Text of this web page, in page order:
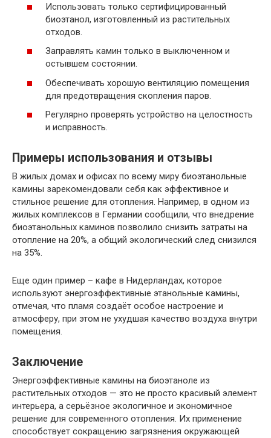
Использовать только сертифицированный
биоэтанол, изготовленный из растительных
отходов.
Заправлять камин только в выключенном и
остывшем состоянии.
Обеспечивать хорошую вентиляцию помещения
для предотвращения скопления паров.
Регулярно проверять устройство на целостность
и исправность.
Примеры использования и отзывы
В жилых домах и офисах по всему миру биоэтанольные
камины зарекомендовали себя как эффективное и
стильное решение для отопления. Например, в одном из
жилых комплексов в Германии сообщили, что внедрение
биоэтанольных каминов позволило снизить затраты на
отопление на 20%, а общий экологический след снизился
на 35%.
Еще один пример – кафе в Нидерландах, которое
используют энергоэффективные этанольные камины,
отмечая, что пламя создаёт особое настроение и
атмосферу, при этом не ухудшая качество воздуха внутри
помещения.
Заключение
Энергоэффективные камины на биоэтаноле из
растительных отходов — это не просто красивый элемент
интерьера, а серьёзное экологичное и экономичное
решение для современного отопления. Их применение
способствует сокращению загрязнения окружающей